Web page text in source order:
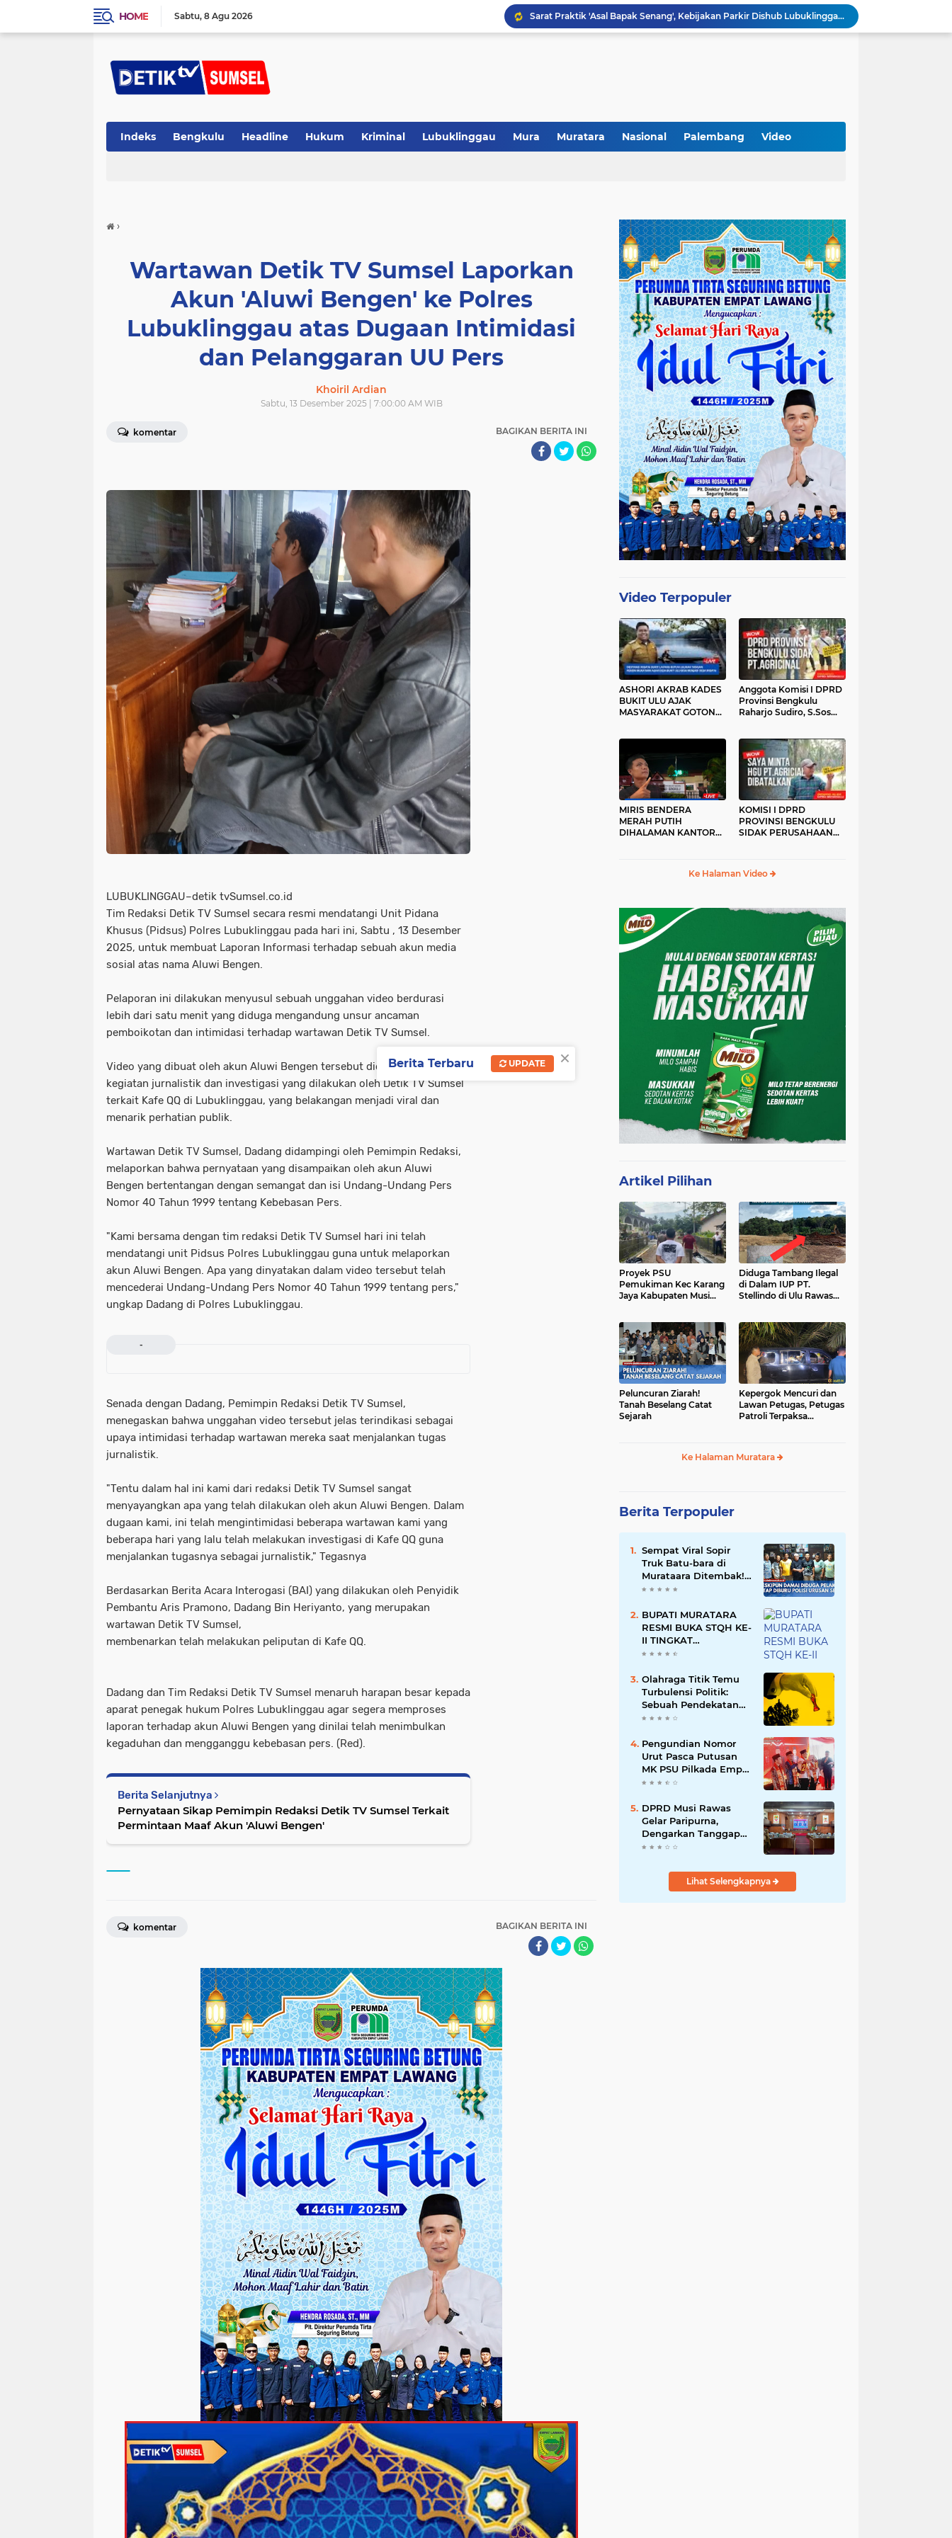
HOME Sabtu 8 Agu 2026 Sarat Praktik 'Asal Bapak Senang', Kebijakan Parkir Dishub Lubuklinggau Menuai Sorotan Tajam
Lantik Pejabat Baru, JM Bupati Empat Lawang: Jabatan Adalah Amanah, Segera Berinovasi Demi Empat Lawang MADANI!
KAMMI Muratara Dukung MUI dalam Upaya Penegakan Hukum terhadap Aktivitas LGBT
Tutup MagangHub Batch III, Menaker Ajak Peserta Ikuti Sertifikasi Kompetensi untuk Perkuat Daya Saing
Indeks Bengkulu Headline Hukum Kriminal Lubuklinggau Mura Muratara Nasional Palembang Video
›
Wartawan Detik TV Sumsel Laporkan
Akun 'Aluwi Bengen' ke Polres
Lubuklinggau atas Dugaan Intimidasi
dan Pelanggaran UU Pers
Khoiril Ardian
Sabtu, 13 Desember 2025 | 7:00:00 AM WIB
komentar BAGIKAN BERITA INI
LUBUKLINGGAU–detik tvSumsel.co.id
Tim Redaksi Detik TV Sumsel secara resmi mendatangi Unit Pidana
Khusus (Pidsus) Polres Lubuklinggau pada hari ini, Sabtu , 13 Desember
2025, untuk membuat Laporan Informasi terhadap sebuah akun media
sosial atas nama Aluwi Bengen.
Pelaporan ini dilakukan menyusul sebuah unggahan video berdurasi
lebih dari satu menit yang diduga mengandung unsur ancaman
pemboikotan dan intimidasi terhadap wartawan Detik TV Sumsel.
Video yang dibuat oleh akun Aluwi Bengen tersebut diduga merespons
kegiatan jurnalistik dan investigasi yang dilakukan oleh Detik TV Sumsel
terkait Kafe QQ di Lubuklinggau, yang belakangan menjadi viral dan
menarik perhatian publik.
Wartawan Detik TV Sumsel, Dadang didampingi oleh Pemimpin Redaksi,
melaporkan bahwa pernyataan yang disampaikan oleh akun Aluwi
Bengen bertentangan dengan semangat dan isi Undang-Undang Pers
Nomor 40 Tahun 1999 tentang Kebebasan Pers.
"Kami bersama dengan tim redaksi Detik TV Sumsel hari ini telah
mendatangi unit Pidsus Polres Lubuklinggau guna untuk melaporkan
akun Aluwi Bengen. Apa yang dinyatakan dalam video tersebut telah
mencederai Undang-Undang Pers Nomor 40 Tahun 1999 tentang pers,"
ungkap Dadang di Polres Lubuklinggau.
-
Senada dengan Dadang, Pemimpin Redaksi Detik TV Sumsel,
menegaskan bahwa unggahan video tersebut jelas terindikasi sebagai
upaya intimidasi terhadap wartawan mereka saat menjalankan tugas
jurnalistik.
"Tentu dalam hal ini kami dari redaksi Detik TV Sumsel sangat
menyayangkan apa yang telah dilakukan oleh akun Aluwi Bengen. Dalam
dugaan kami, ini telah mengintimidasi beberapa wartawan kami yang
beberapa hari yang lalu telah melakukan investigasi di Kafe QQ guna
menjalankan tugasnya sebagai jurnalistik," Tegasnya
Berdasarkan Berita Acara Interogasi (BAI) yang dilakukan oleh Penyidik
Pembantu Aris Pramono, Dadang Bin Heriyanto, yang merupakan
wartawan Detik TV Sumsel,
membenarkan telah melakukan peliputan di Kafe QQ.
Dadang dan Tim Redaksi Detik TV Sumsel menaruh harapan besar kepada
aparat penegak hukum Polres Lubuklinggau agar segera memproses
laporan terhadap akun Aluwi Bengen yang dinilai telah menimbulkan
kegaduhan dan mengganggu kebebasan pers. (Red).
Berita Selanjutnya
Pernyataan Sikap Pemimpin Redaksi Detik TV Sumsel Terkait
Permintaan Maaf Akun 'Aluwi Bengen'
BAGIKAN BERITA INI
komentar
Video Terpopuler
ASHORI AKRAB KADES
BUKIT ULU AJAK
MASYARAKAT GOTONG
Anggota Komisi I DPRD
Provinsi Bengkulu
Raharjo Sudiro, S.Sos
MIRIS BENDERA
MERAH PUTIH
DIHALAMAN KANTOR
KOMISI I DPRD
PROVINSI BENGKULU
SIDAK PERUSAHAAN
Ke Halaman Video
Artikel Pilihan
Proyek PSU
Pemukiman Kec Karang
Jaya Kabupaten Musi
Diduga Tambang Ilegal
di Dalam IUP PT.
Stellindo di Ulu Rawas
Peluncuran Ziarah!
Tanah Beselang Catat
Sejarah
Kepergok Mencuri dan
Lawan Petugas, Petugas
Patroli Terpaksa
Ke Halaman Muratara
Berita Terpopuler
Sempat Viral Sopir
Truk Batu-bara di
Murataara Ditembak!
Namun Dikabarkan
BUPATI MURATARA
RESMI BUKA STQH KE-
II TINGKAT
KABUPATEN
Olahraga Titik Temu
Turbulensi Politik:
Sebuah Pendekatan
Batalnya Tuan Rumah
Pengundian Nomor
Urut Pasca Putusan
MK PSU Pilkada Empat
Lawang
DPRD Musi Rawas
Gelar Paripurna,
Dengarkan Tanggapan
Bupati Terhadap 9
Lihat Selengkapnya
×
Berita Terbaru UPDATE